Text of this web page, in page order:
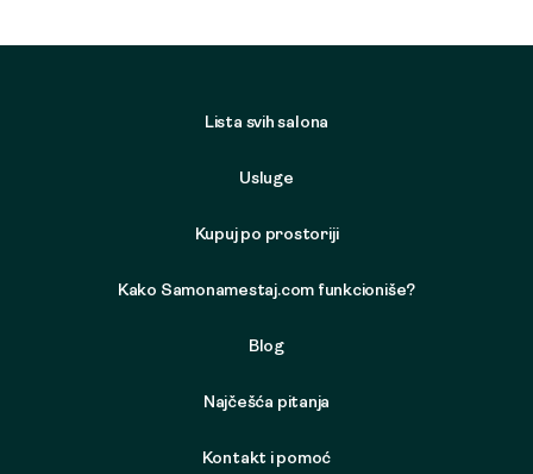
Lista svih salona
Usluge
Kupuj po prostoriji
Kako Samonamestaj.com funkcioniše?
Blog
Najčešća pitanja
Kontakt i pomoć